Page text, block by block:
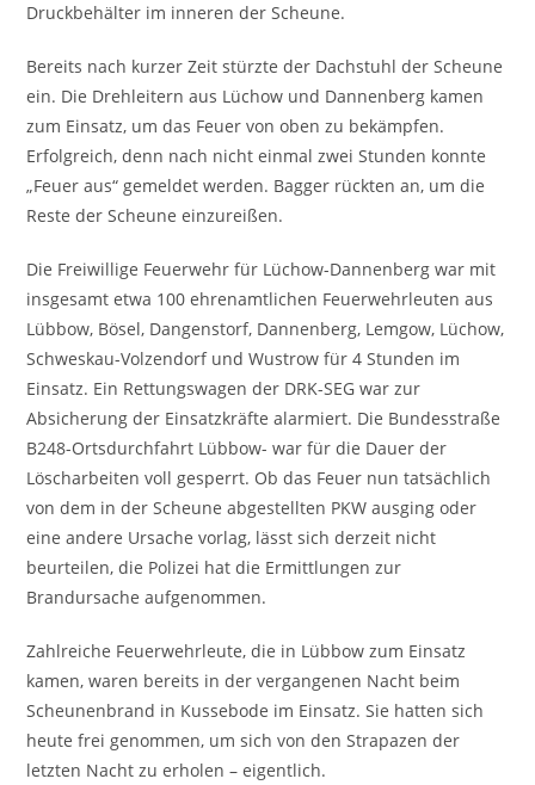
Druckbehälter im inneren der Scheune.
Bereits nach kurzer Zeit stürzte der Dachstuhl der Scheune
ein. Die Drehleitern aus Lüchow und Dannenberg kamen
zum Einsatz, um das Feuer von oben zu bekämpfen.
Erfolgreich, denn nach nicht einmal zwei Stunden konnte
„Feuer aus“ gemeldet werden. Bagger rückten an, um die
Reste der Scheune einzureißen.
Die Freiwillige Feuerwehr für Lüchow-Dannenberg war mit
insgesamt etwa 100 ehrenamtlichen Feuerwehrleuten aus
Lübbow, Bösel, Dangenstorf, Dannenberg, Lemgow, Lüchow,
Schweskau-Volzendorf und Wustrow für 4 Stunden im
Einsatz. Ein Rettungswagen der DRK-SEG war zur
Absicherung der Einsatzkräfte alarmiert. Die Bundesstraße
B248-Ortsdurchfahrt Lübbow- war für die Dauer der
Löscharbeiten voll gesperrt. Ob das Feuer nun tatsächlich
von dem in der Scheune abgestellten PKW ausging oder
eine andere Ursache vorlag, lässt sich derzeit nicht
beurteilen, die Polizei hat die Ermittlungen zur
Brandursache aufgenommen.
Zahlreiche Feuerwehrleute, die in Lübbow zum Einsatz
kamen, waren bereits in der vergangenen Nacht beim
Scheunenbrand in Kussebode im Einsatz. Sie hatten sich
heute frei genommen, um sich von den Strapazen der
letzten Nacht zu erholen – eigentlich.